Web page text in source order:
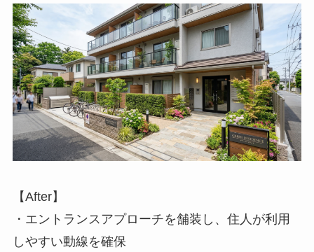
【After】
・エントランスアプローチを舗装し、住人が利用
しやすい動線を確保